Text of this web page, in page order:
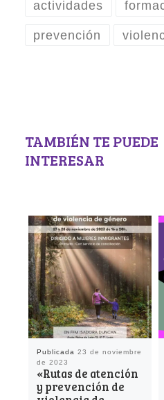
actividades
prevención
TAMBIÉN TE PUEDE
INTERESAR
Publicada 23 de noviembre
de 2023
«Rutas de atención
y prevención de